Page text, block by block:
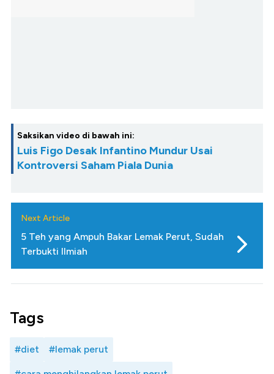
Saksikan video di bawah ini:
Luis Figo Desak Infantino Mundur Usai
Kontroversi Saham Piala Dunia
Next Article
5 Teh yang Ampuh Bakar Lemak Perut, Sudah
Terbukti Ilmiah
Tags
#diet #lemak perut